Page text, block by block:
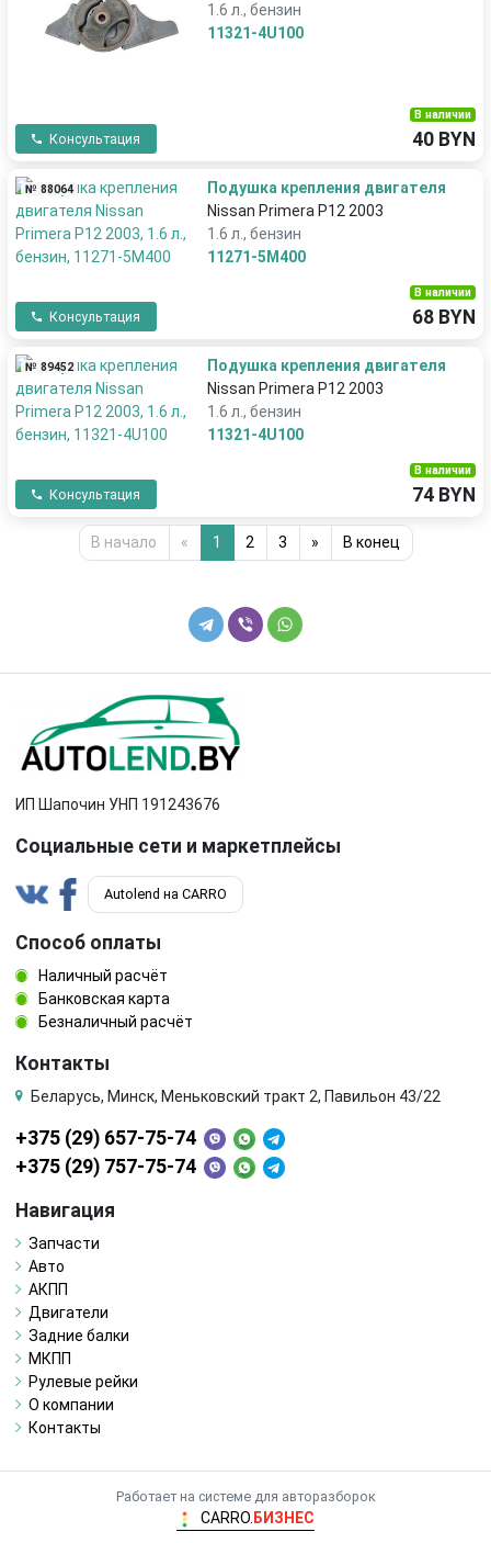
1.6 л., бензин
11321-4U100
Консультация
В наличии
40 BYN
№ 88064
Подушка крепления двигателя
Nissan Primera P12 2003
1.6 л., бензин
11271-5M400
Консультация
В наличии
68 BYN
№ 89452
Подушка крепления двигателя
Nissan Primera P12 2003
1.6 л., бензин
11321-4U100
Консультация
В наличии
74 BYN
В начало « 1 2 3 » В конец
ИП Шапочин УНП 191243676
Социальные сети и маркетплейсы
Autolend на CARRO
Способ оплаты
Наличный расчёт
Банковская карта
Безналичный расчёт
Контакты
Беларусь, Минск, Меньковский тракт 2, Павильон 43/22
+375 (29) 657-75-74
+375 (29) 757-75-74
Навигация
Запчасти
Авто
АКПП
Двигатели
Задние балки
МКПП
Рулевые рейки
О компании
Контакты
Работает на системе для авторазборок
CARRO. БИЗНЕС